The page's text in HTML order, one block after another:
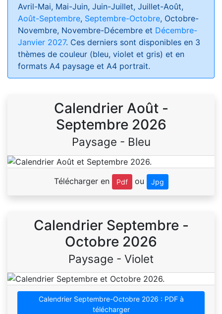
Avril-Mai, Mai-Juin, Juin-Juillet, Juillet-Août,
Août-Septembre, Septembre-Octobre, Octobre-
Novembre, Novembre-Décembre et Décembre-
Janvier 2027. Ces derniers sont disponibles en 3
thèmes de couleur (bleu, violet et gris) et en
formats A4 paysage et A4 portrait.
Calendrier Août -
Septembre 2026
Paysage - Bleu
Télécharger en Pdf ou Jpg
Calendrier Septembre -
Octobre 2026
Paysage - Violet
Calendrier Septembre-Octobre 2026 : PDF à
télécharger